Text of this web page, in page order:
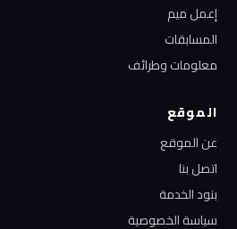
إعمل ميم
المسابقات
معلومات وطرائف
الموقع
عن الموقع
اتصل بنا
بنود الخدمة
سياسة الخصوصية